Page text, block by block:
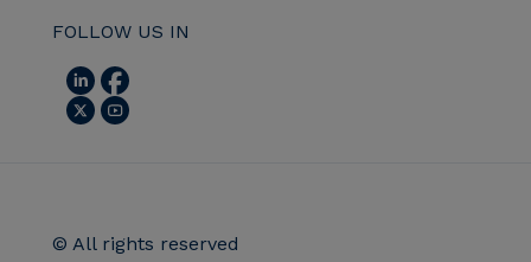
FOLLOW US IN
© All rights reserved